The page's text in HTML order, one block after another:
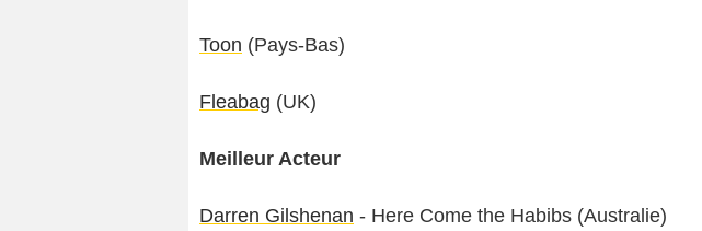
Toon (Pays-Bas)
Fleabag (UK)
Meilleur Acteur
Darren Gilshenan - Here Come the Habibs (Australie)